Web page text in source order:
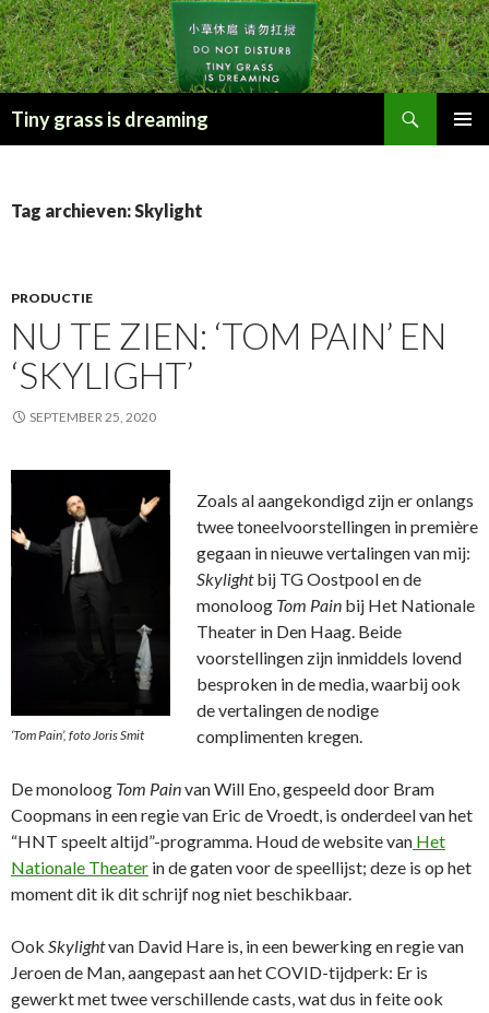
Tiny grass is dreaming
Tag archieven: Skylight
PRODUCTIE
NU TE ZIEN: ‘TOM PAIN’ EN
‘SKYLIGHT’
SEPTEMBER 25, 2020
‘Tom Pain’, foto Joris Smit
Zoals al aangekondigd zijn er onlangs
twee toneelvoorstellingen in première
gegaan in nieuwe vertalingen van mij:
Skylightbij TG Oostpool en de
monoloog Tom Pain bij Het Nationale
Theater in Den Haag. Beide
voorstellingen zijn inmiddels lovend
besproken in de media, waarbij ook
de vertalingen de nodige
complimenten kregen.
De monoloog Tom Painvan Will Eno, gespeeld door Bram
Coopmans in een regie van Eric de Vroedt, is onderdeel van het
“HNT speelt altijd”-programma. Houd de website van Het
Nationale Theater in de gaten voor de speellijst; deze is op het
moment dit ik dit schrijf nog niet beschikbaar.
Ook Skylightvan David Hare is, in een bewerking en regie van
Jeroen de Man, aangepast aan het COVID-tijdperk: Er is
gewerkt met twee verschillende casts, wat dus in feite ook